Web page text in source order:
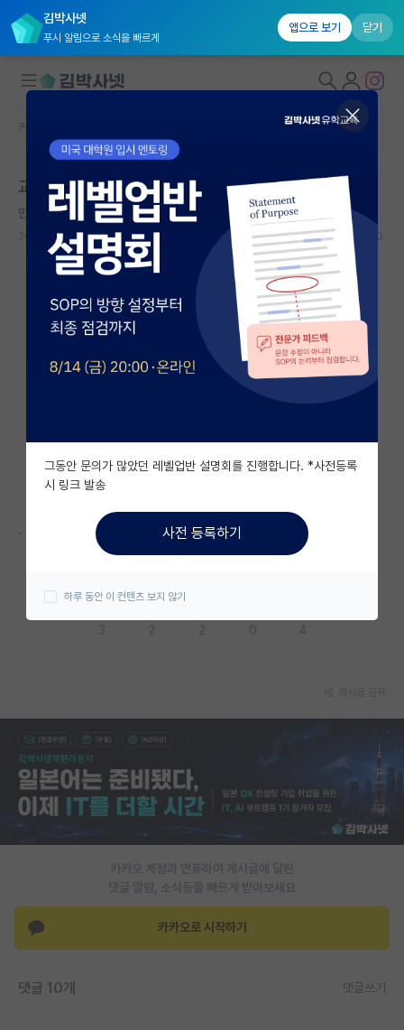
김박사넷
푸시 알림으로 소식을 빠르게
앱으로 보기 닫기
대학원생 모집
국내대학원 정보
연구실&오픈랩
커뮤니티
커뮤니티 홈
전체글보기
베스트 게시판
자유 게시판(아무개랩)
미국 유학 게시판
미국 대학원 합격 후기 게시판
대학원생 모집 게시판
연구실(PI) 홍보 게시판
취업 게시판
임용 후기 게시판
PI 전용 게시판
인문사회 계열 게시판
특수/전문대학원 게시판
반도체/AI 게시판
장학금/장학생 게시판
커뮤니티 홈
교수는 원래 박사과정은 감싸고도나요
만만한 프랜시스 베이컨
2026.06.14 10 7271
.
카카오 계정과 연동하여 게시글에 달린
댓글 알람, 소식등을 빠르게 받아보세요
카카오로 시작하기
댓글 10개 댓글쓰기
그동안 문의가 많았던 레벨업반 설명회를 진행합니다. *사전등록
시 링크 발송
사전 등록하기
하루 동안 이 컨텐츠 보지 않기